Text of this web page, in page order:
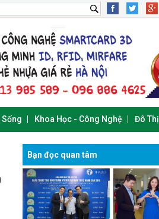
Khoa Học - Công Nghệ Đô Thị
Bạn đọc quan tâm